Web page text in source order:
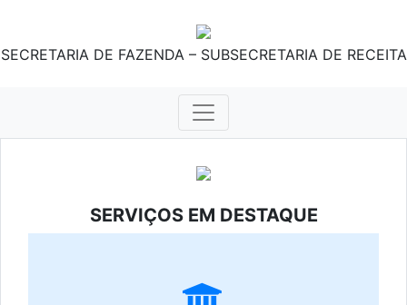
SECRETARIA DE FAZENDA – SUBSECRETARIA DE RECEITA
SERVIÇOS EM DESTAQUE